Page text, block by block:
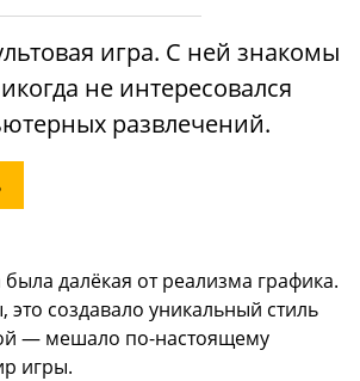
игра. С ней знакомы
не интересовался
развлечений.
далёкая от реализма графика.
это создавало уникальный стиль
— мешало по-настоящему
игры.